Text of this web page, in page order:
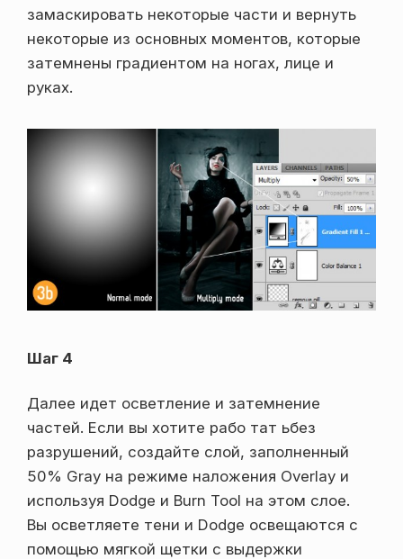
замаскировать некоторые части и вернуть
некоторые из основных моментов, которые
затемнены градиентом на ногах, лице и
руках.
Шаг 4
Далее идет осветление и затемнение
частей. Если вы хотите рабо тат ьбез
разрушений, создайте слой, заполненный
50% Gray на режиме наложения Overlay и
используя Dodge и Burn Tool на этом слое.
Вы осветляете тени и Dodge освещаются с
помощью мягкой щетки с выдержки